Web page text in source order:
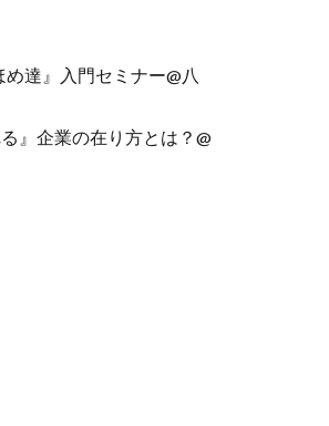
達』入門セミナー@八
』企業の在り方とは？@